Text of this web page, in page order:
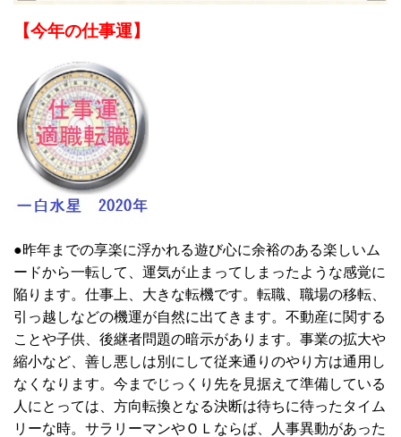
【今年の仕事運】
●昨年までの享楽に浮かれる遊び心に余裕のある楽しいム
ードから一転して、運気が止まってしまったような感覚に
陥ります。仕事上、大きな転機です。転職、職場の移転、
引っ越しなどの機運が自然に出てきます。不動産に関する
ことや子供、後継者問題の暗示があります。事業の拡大や
縮小など、善し悪しは別にして従来通りのやり方は通用し
なくなります。今までじっくり先を見据えて準備している
人にとっては、方向転換となる決断は待ちに待ったタイム
リーな時。サラリーマンやＯＬならば、人事異動があった